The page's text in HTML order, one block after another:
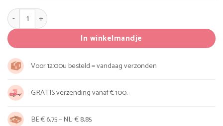
MiaCara Cesto Kattenmand aantal
In winkelmandje
Voor 12:00u besteld = vandaag verzonden
GRATIS verzending vanaf € 100,-
BE € 6,75 – NL: € 8,85